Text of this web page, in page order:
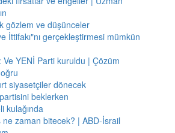
gözlem ve düşünceler
İttifakı"nı gerçekleştirmesi mümkün
Ve YENİ Parti kuruldu | Çözüm
siyasetçiler dönecek
beklerken
kulağında
zaman bitecek? | ABD-İsrail